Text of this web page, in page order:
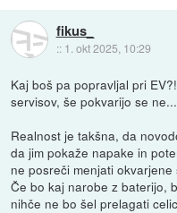
fikus_
:: 1. okt 2025, 10:29
Kaj boš pa popravljal pri
servisov, še pokvarijo se
Realnost je takšna, da
da jim pokaže napake in
ne posreči menjati okvarjene
Če bo kaj narobe z baterijo,
nihče ne bo šel prelagati